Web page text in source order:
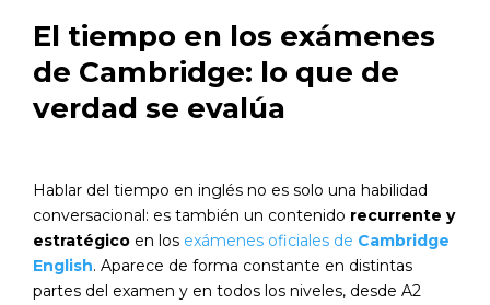
El tiempo en los exámenes
de Cambridge: lo que de
verdad se evalúa
Hablar del tiempo en inglés no es solo una habilidad
conversacional: es también un contenido recurrente y
estratégico en los exámenes oficiales de Cambridge
English. Aparece de forma constante en distintas
partes del examen y en todos los niveles, desde A2